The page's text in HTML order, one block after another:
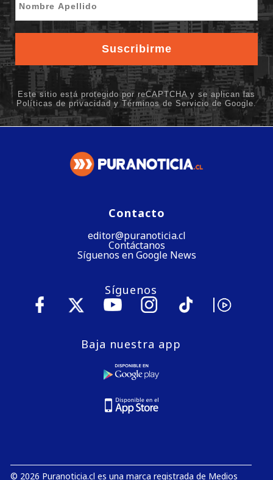
Contacto
editor@puranoticia.cl
Contáctanos
Síguenos en Google News
Síguenos
Baja nuestra app
© 2026 Puranoticia.cl es una marca registrada de Medios